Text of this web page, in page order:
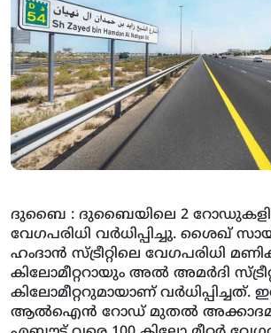
ദുബൈ : ദുബൈയിലെ 2
വേഗപരിധി വര്‍ധിപ്പിച്ചു. ശൈഖ്
ഹംദാന്‍ സ്ട്രീറ്റിലെ വേഗപരിധി
കിലോമീറ്ററായും അല്‍ അമര്‍ദി
കിലോമീറ്ററുമായാണ് വര്‍ധിപ്പിച്ചത്.
ആല്‍ഐന്‍ റോഡ് മുതല്‍ അക്കാദമിക്